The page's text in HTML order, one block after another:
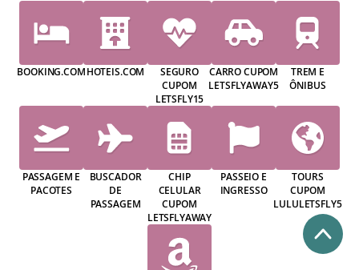
BOOKING.COMHOTEIS.COM
SEGURO
CUPOM
LETSFLY15
CARRO CUPOM
LETSFLYAWAY5
TREM E
ÔNIBUS
PASSAGEM E
PACOTES
BUSCADOR
DE
PASSAGEM
CHIP
CELULAR
CUPOM
LETSFLYAWAY
PASSEIO E
INGRESSO
TOURS
CUPOM
LULULETSFLY5